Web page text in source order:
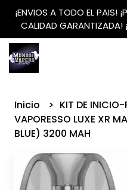
¡ENVIOS A TODO EL PAIS!
CALIDAD GARANTIZADA!
Inicio
KIT DE
VAPORESSO LUXE XR
BLUE) 3200 MAH